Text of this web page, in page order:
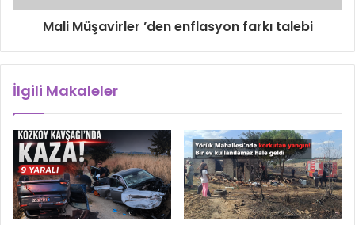
Mali Müşavirler ’den enflasyon farkı talebi
İlgili Makaleler